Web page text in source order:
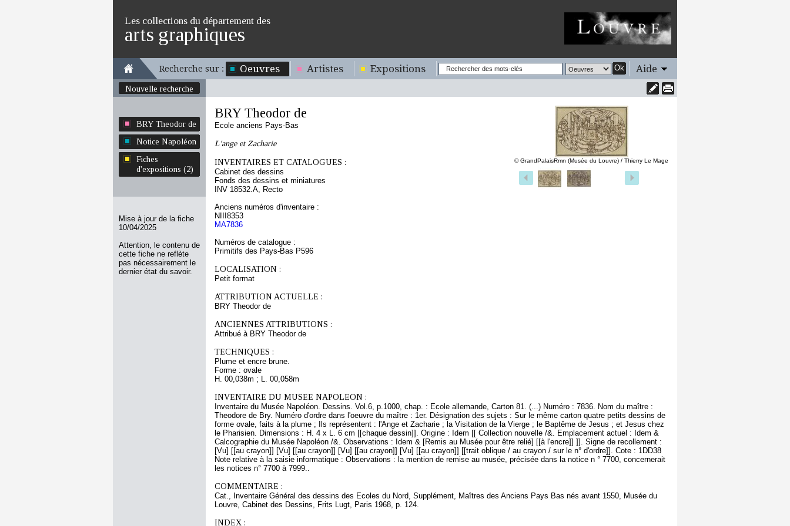
Les collections du département des
arts graphiques
Recherche sur : Oeuvres Artistes Expositions Ok Aide
Nouvelle recherche
BRY Theodor de
Notice Napoléon
Fiches
d'expositions (2)
Mise à jour de la fiche
10/04/2025
Attention, le contenu de
cette fiche ne reflète
pas nécessairement le
dernier état du savoir.
© GrandPalaisRmn (Musée du Louvre) / Thierry Le Mage
BRY Theodor de
Ecole anciens Pays-Bas
L'ange et Zacharie
INVENTAIRES ET CATALOGUES :
Cabinet des dessins
Fonds des dessins et miniatures
INV 18532.A, Recto
Anciens numéros d'inventaire :
NIII8353
MA7836
Numéros de catalogue :
Primitifs des Pays-Bas P596
LOCALISATION :
Petit format
ATTRIBUTION ACTUELLE :
BRY Theodor de
ANCIENNES ATTRIBUTIONS :
Attribué à BRY Theodor de
TECHNIQUES :
Plume et encre brune.
Forme : ovale
H. 00,038m ; L. 00,058m
INVENTAIRE DU MUSEE NAPOLEON :
Inventaire du Musée Napoléon. Dessins. Vol.6, p.1000, chap. : Ecole allemande, Carton 81. (...) Numéro : 7836. Nom du maître :
Theodore de Bry. Numéro d'ordre dans l'oeuvre du maître : 1er. Désignation des sujets : Sur le même carton quatre petits dessins de
forme ovale, faits à la plume ; Ils représentent : l'Ange et Zacharie ; la Visitation de la Vierge ; le Baptême de Jesus ; et Jesus chez
le Pharisien. Dimensions : H. 4 x L. 6 cm [[chaque dessin]]. Origine : Idem [[ Collection nouvelle /&. Emplacement actuel : Idem &
Calcographie du Musée Napoléon /&. Observations : Idem & [Remis au Musée pour être relié] [[à l'encre]] ]]. Signe de recollement :
[Vu] [[au crayon]] [Vu] [[au crayon]] [Vu] [[au crayon]] [Vu] [[au crayon]] [[trait oblique / au crayon / sur le n° d'ordre]]. Cote : 1DD38
Note relative à la saisie informatique : Observations : la mention de remise au musée, précisée dans la notice n ° 7700, concernerait
les notices n° 7700 à 7999..
COMMENTAIRE :
Cat., Inventaire Général des dessins des Ecoles du Nord, Supplément, Maîtres des Anciens Pays Bas nés avant 1550, Musée du
Louvre, Cabinet des Dessins, Frits Lugt, Paris 1968, p. 124.
INDEX :